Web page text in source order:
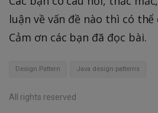
luận về vấn đề nào thì có
Cảm ơn các bạn đã đọc bài.
Design Pattern Java design patterns
All rights reserved